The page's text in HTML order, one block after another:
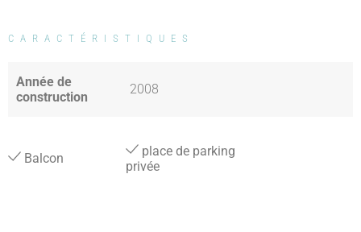
CARACTÉRISTIQUES
Année de
construction
2008
Balcon
place de parking
privée